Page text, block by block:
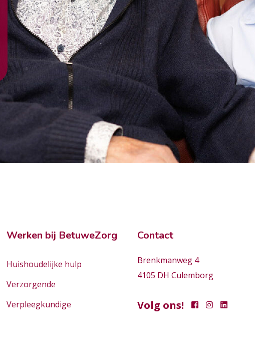
Werken bij BetuweZorg
Huishoudelijke hulp
Verzorgende
Verpleegkundige
Contact
Brenkmanweg 4
4105 DH Culemborg
Volg ons!